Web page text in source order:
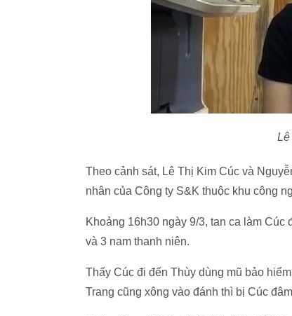
Lê
Theo cảnh sát, Lê Thị Kim Cúc và
nhân của Công ty S&K thuộc khu công
Khoảng 16h30 ngày 9/3, tan ca làm
và 3 nam thanh niên.
Thấy Cúc đi đến Thùy dùng mũ bảo
Trang cũng xông vào đánh thì bị Cúc